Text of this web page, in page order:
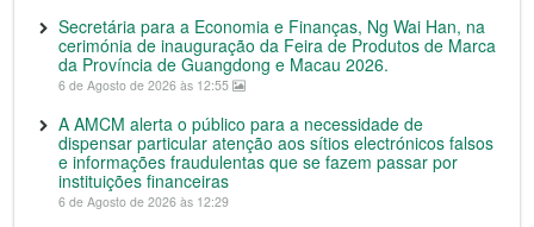
Secretária para a Economia e Finanças, Ng Wai Han, na
cerimónia de inauguração da Feira de Produtos de Marca
da Província de Guangdong e Macau 2026.
6 de Agosto de 2026 às 12:55
A AMCM alerta o público para a necessidade de
dispensar particular atenção aos sítios electrónicos falsos
e informações fraudulentas que se fazem passar por
instituições financeiras
6 de Agosto de 2026 às 12:29